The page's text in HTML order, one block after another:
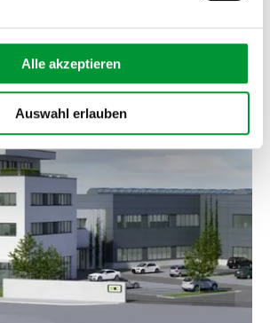
Alle akzeptieren
Auswahl erlauben
Weiterlesen